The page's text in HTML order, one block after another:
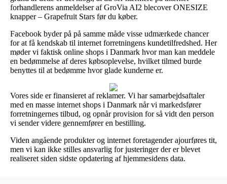
forhandlerens anmeldelser af GroVia AI2 blecover ONESIZE
knapper – Grapefruit Stars før du køber.
Facebook byder på på samme måde visse udmærkede chancer
for at få kendskab til internet forretningens kundetilfredshed. Her
møder vi faktisk online shops i Danmark hvor man kan meddele
en bedømmelse af deres købsoplevelse, hvilket tilmed burde
benyttes til at bedømme hvor glade kunderne er.
Vores side er finansieret af reklamer. Vi har samarbejdsaftaler
med en masse internet shops i Danmark når vi markedsfører
forretningernes tilbud, og opnår provision for så vidt den person
vi sender videre gennemfører en bestilling.
Viden angående produkter og internet foretagender ajourføres tit,
men vi kan ikke stilles ansvarlig for justeringer der er blevet
realiseret siden sidste opdatering af hjemmesidens data.